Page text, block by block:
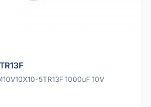
5TR13F 1000uF 10V